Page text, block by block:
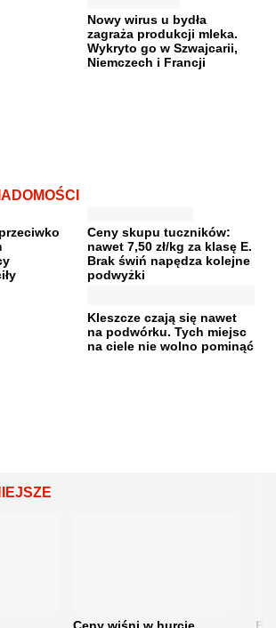
Nowy wirus u bydła
zagraża produkcji mleka.
Wykryto go w Szwajcarii,
Niemczech i Francji
Ceny skupu tuczników:
nawet 7,50 zł/kg za klasę E.
Brak świń napędza kolejne
podwyżki
Kleszcze czają się nawet
na podwórku. Tych miejsc
na ciele nie wolno pominąć